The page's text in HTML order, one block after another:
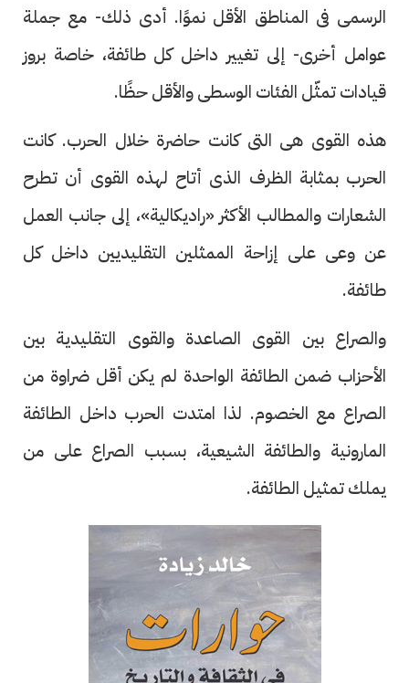
الرسمى فى المناطق الأقل نموًا. أدى ذلك- مع جملة
عوامل أخرى- إلى تغيير داخل كل طائفة، خاصة بروز
قيادات تمثّل الفئات الوسطى والأقل حظًا.
هذه القوى هى التى كانت حاضرة خلال الحرب. كانت
الحرب بمثابة الظرف الذى أتاح لهذه القوى أن تطرح
الشعارات والمطالب الأكثر «راديكالية»، إلى جانب العمل
عن وعى على إزاحة الممثلين التقليديين داخل كل
طائفة.
والصراع بين القوى الصاعدة والقوى التقليدية بين
الأحزاب ضمن الطائفة الواحدة لم يكن أقل ضراوة من
الصراع مع الخصوم. لذا امتدت الحرب داخل الطائفة
المارونية والطائفة الشيعية، بسبب الصراع على من
يملك تمثيل الطائفة.